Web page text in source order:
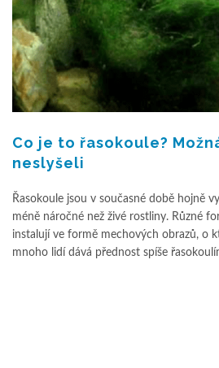
Co je to řasokoule?
neslyšeli
Řasokoule jsou v současné době hojně
méně náročné než živé rostliny. Různé
instalují ve formě mechových obrazů, o
mnoho lidí dává přednost spíše